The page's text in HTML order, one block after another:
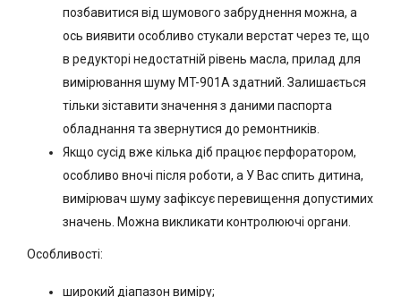
позбавитися від шумового забруднення можна, а
ось виявити особливо стукали верстат через те, що
в редукторі недостатній рівень масла, прилад для
вимірювання шуму MT-901A здатний. Залишається
тільки зіставити значення з даними паспорта
обладнання та звернутися до ремонтників.
Якщо сусід вже кілька діб працює перфоратором,
особливо вночі після роботи, а У Вас спить дитина,
вимірювач шуму зафіксує перевищення допустимих
значень. Можна викликати контролюючі органи.
Особливості:
широкий діапазон виміру;